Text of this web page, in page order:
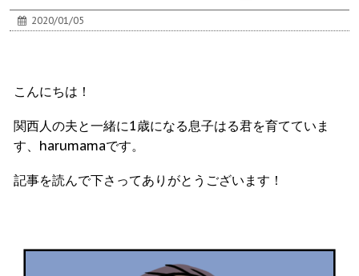
2020/01/05
こんにちは！
関西人の夫と一緒に1歳になる息子はる君を育てていま
す、harumamaです。
記事を読んで下さってありがとうございます！